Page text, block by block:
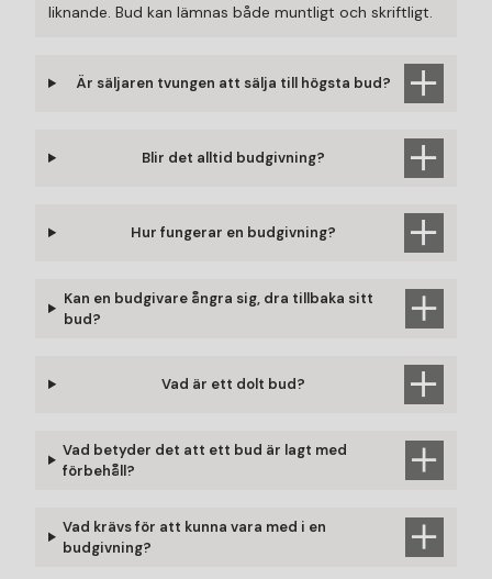
liknande. Bud kan lämnas både muntligt och skriftligt.
Är säljaren tvungen att sälja till högsta bud?
Blir det alltid budgivning?
Hur fungerar en budgivning?
Kan en budgivare ångra sig, dra tillbaka sitt
bud?
Vad är ett dolt bud?
Vad betyder det att ett bud är lagt med
förbehåll?
Vad krävs för att kunna vara med i en
budgivning?